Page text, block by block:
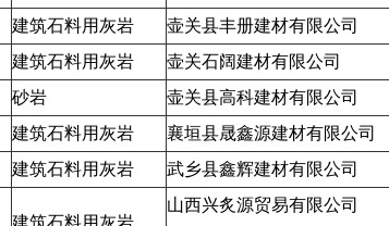
建筑石料用灰岩 壶关县丰册建材有限公司
建筑石料用灰岩 壶关石阔建材有限公司
砂岩 壶关县高科建材有限公司
建筑石料用灰岩 襄垣县晟鑫源建材有限公司
建筑石料用灰岩 武乡县鑫辉建材有限公司
建筑石料用灰岩
山西兴炙源贸易有限公司